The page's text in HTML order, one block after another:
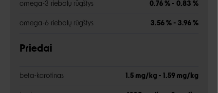
omega-3 riebalų rūgštys 0.76 % - 0.83 %
omega-6 riebalų rūgštys 3.56 % - 3.96 %
Priedai
beta-karotinas 1.5 mg/kg - 1.59 mg/kg